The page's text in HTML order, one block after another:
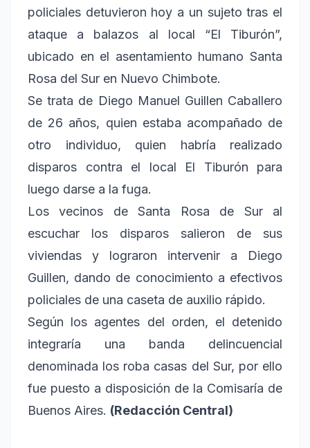
policiales detuvieron hoy a un sujeto tras el
ataque a balazos al local “El Tiburón”,
ubicado en el asentamiento humano Santa
Rosa del Sur en Nuevo Chimbote.
Se trata de Diego Manuel Guillen Caballero
de 26 años, quien estaba acompañado de
otro individuo, quien habría realizado
disparos contra el local El Tiburón para
luego darse a la fuga.
Los vecinos de Santa Rosa de Sur al
escuchar los disparos salieron de sus
viviendas y lograron intervenir a Diego
Guillen, dando de conocimiento a efectivos
policiales de una caseta de auxilio rápido.
Según los agentes del orden, el detenido
integraría una banda delincuencial
denominada los roba casas del Sur, por ello
fue puesto a disposición de la Comisaría de
Buenos Aires. (Redacción Central)